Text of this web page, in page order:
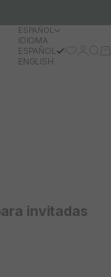
ESPAÑOL
IDIOMA
ESPAÑOL
ENGLISH
Iniciar
invitadas